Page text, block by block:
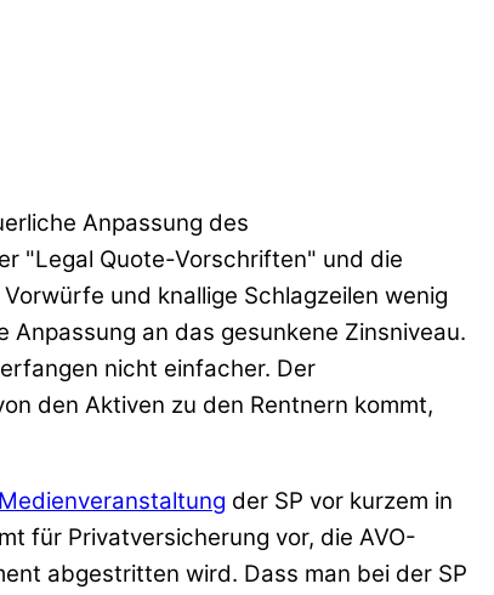
Anpassung des
"Legal Quote-Vorschriften" und die
und knallige Schlagzeilen wenig
an das gesunkene Zinsniveau.
nicht einfacher. Der
den Aktiven zu den Rentnern kommt,
Medienveranstaltung der SP vor kurzem in
für Privatversicherung vor, die AVO-
abgestritten wird. Dass man bei der SP